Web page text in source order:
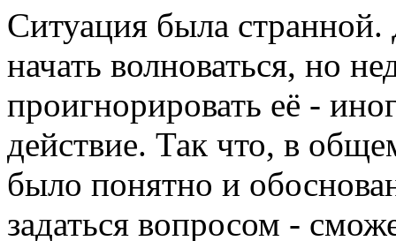
Ситуация была
начать волноваться, но
проигнорировать её -
действие. Так что, в
было понятно и
задаться вопросом -